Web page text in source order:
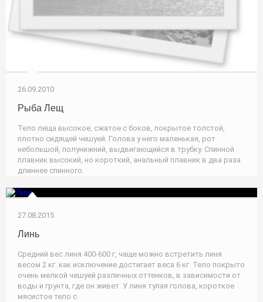
26.09.2010
Рыба Лещ
Тело леща высокое, сжатое с боков, покрытое толстой,
плотно сидящей чешуей. Голова у него маленькая, рот
небольшой, полунижний, выдвигающийся в трубку. Спинной
плавник высокий, но короткий, анальный плавник в два раза
длиннее спинного.
27.08.2015
Линь
Средний вес линя 400-600 г, чаще можно встретить линя
весом 2 кг. как исключение достигает веса 6 кг. Тело покрыто
очень мелкой чешуей различных оттенков, в зависимости от
воды и грунта, где он живет. У линя тупая голова, короткое
мясистое тело с